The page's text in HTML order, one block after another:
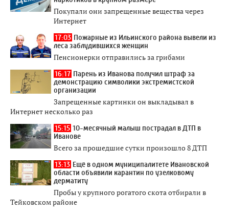
Покупали они запрещенные вещества через
Интернет
17:03 Пожарные из Ильинского района вывели из
леса заблудившихся женщин
Пенсионерки отправились за грибами
16:17 Парень из Иванова получил штраф за
демонстрацию символики экстремистской
организации
Запрещенные картинки он выкладывал в
Интернет несколько раз
15:15 10-месячный малыш пострадал в ДТП в
Иванове
Всего за прошедшие сутки произошло 8 ДТП
13:13 Ещё в одном муниципалитете Ивановской
области объявили карантин по узелковому
дерматиту
Пробы у крупного рогатого скота отбирали в
Тейковском районе